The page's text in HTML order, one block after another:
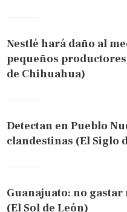
Nestlé hará daño al
pequeños
de Chihuahua)
Detectan en Pueblo
clandestinas (El Siglo
Guanajuato: no gastar
(El Sol de León)